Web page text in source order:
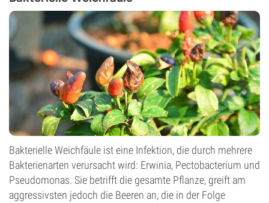
Bakterielle Weichfäule ist eine Infektion, die durch mehrere
Bakterienarten verursacht wird: Erwinia, Pectobacterium und
Pseudomonas. Sie betrifft die gesamte Pflanze, greift am
aggressivsten jedoch die Beeren an, die in der Folge